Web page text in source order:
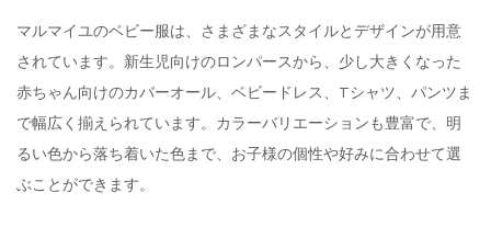
マルマイユのベビー服は、さまざまなスタイルとデザインが用意
されています。新生児向けのロンパースから、少し大きくなった
赤ちゃん向けのカバーオール、ベビードレス、Tシャツ、パンツま
で幅広く揃えられています。カラーバリエーションも豊富で、明
るい色から落ち着いた色まで、お子様の個性や好みに合わせて選
ぶことができます。